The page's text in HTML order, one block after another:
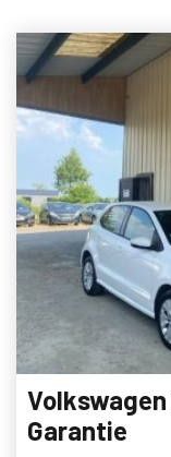
Volkswagen
Garantie